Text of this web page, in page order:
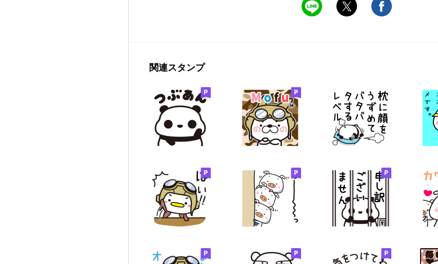
関連スタンプ